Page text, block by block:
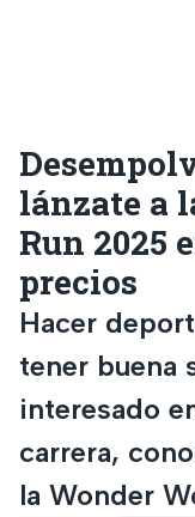
lánzate a
Run 2025
precios
Hacer
tener buena
interesado
carrera,
la Wonder